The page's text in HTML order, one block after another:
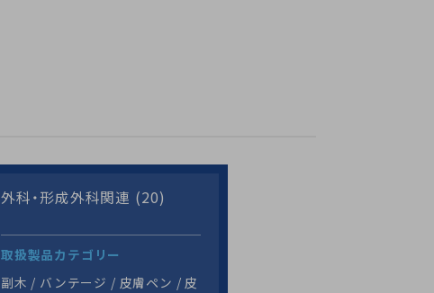
外科・形成外科関連 (20)
取扱製品カテゴリー
副木 / バンテージ / 皮膚ペン / 皮